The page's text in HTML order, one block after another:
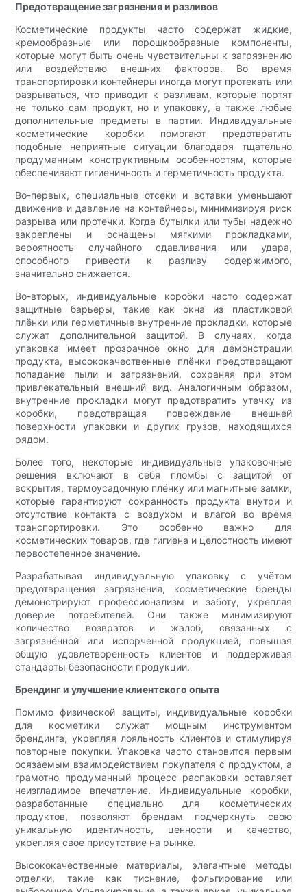
Предотвращение загрязнения и разливов
Косметические продукты часто содержат жидкие,
кремообразные или порошкообразные компоненты,
которые могут быть очень чувствительны к загрязнению
или воздействию внешних факторов. Во время
транспортировки контейнеры иногда могут протекать или
разрываться, что приводит к разливам, которые портят
не только сам продукт, но и упаковку, а также любые
дополнительные предметы в партии. Индивидуальные
косметические коробки помогают предотвратить
подобные неприятные ситуации благодаря тщательно
продуманным конструктивным особенностям, которые
обеспечивают гигиеничность и герметичность продукта.
Во-первых, специальные отсеки и вставки уменьшают
движение и давление на контейнеры, минимизируя риск
разрыва или протечки. Когда бутылки или тубы надежно
закреплены и оснащены мягкими прокладками,
вероятность случайного сдавливания или удара,
способного привести к разливу содержимого,
значительно снижается.
Во-вторых, индивидуальные коробки часто содержат
защитные барьеры, такие как окна из пластиковой
плёнки или герметичные внутренние прокладки, которые
служат дополнительной защитой. В случаях, когда
упаковка имеет прозрачное окно для демонстрации
продукта, высококачественные плёнки предотвращают
попадание пыли и загрязнений, сохраняя при этом
привлекательный внешний вид. Аналогичным образом,
внутренние прокладки могут предотвратить утечку из
коробки, предотвращая повреждение внешней
поверхности упаковки и других грузов, находящихся
рядом.
Более того, некоторые индивидуальные упаковочные
решения включают в себя пломбы с защитой от
вскрытия, термоусадочную плёнку или магнитные замки,
которые гарантируют сохранность продукта внутри и
отсутствие контакта с воздухом и влагой во время
транспортировки. Это особенно важно для
косметических товаров, где гигиена и целостность имеют
первостепенное значение.
Разрабатывая индивидуальную упаковку с учётом
предотвращения загрязнения, косметические бренды
демонстрируют профессионализм и заботу, укрепляя
доверие потребителей. Они также минимизируют
количество возвратов и жалоб, связанных с
загрязнённой или испорченной продукцией, повышая
общую удовлетворенность клиентов и поддерживая
стандарты безопасности продукции.
Брендинг и улучшение клиентского опыта
Помимо физической защиты, индивидуальные коробки
для косметики служат мощным инструментом
брендинга, укрепляя лояльность клиентов и стимулируя
повторные покупки. Упаковка часто становится первым
осязаемым взаимодействием покупателя с продуктом, а
грамотно продуманный процесс распаковки оставляет
неизгладимое впечатление. Индивидуальные коробки,
разработанные специально для косметических
продуктов, позволяют брендам подчеркнуть свою
уникальную идентичность, ценности и качество,
укрепляя свое присутствие на рынке.
Высококачественные материалы, элегантные методы
отделки, такие как тиснение, фольгирование или